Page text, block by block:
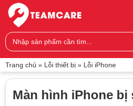
Trang chủ » Lỗi thiết bị» Lỗi iPhone
Màn hình iPhone bị